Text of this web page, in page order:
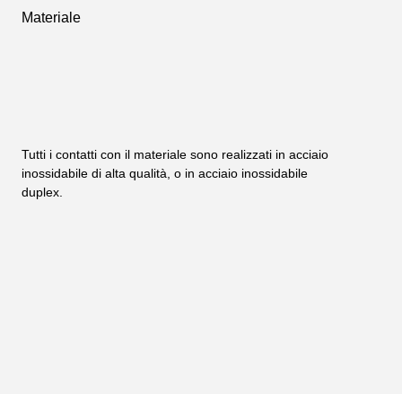
Materiale
Tutti i contatti con il materiale sono realizzati in acciaio
inossidabile di alta qualità, o in acciaio inossidabile
duplex.